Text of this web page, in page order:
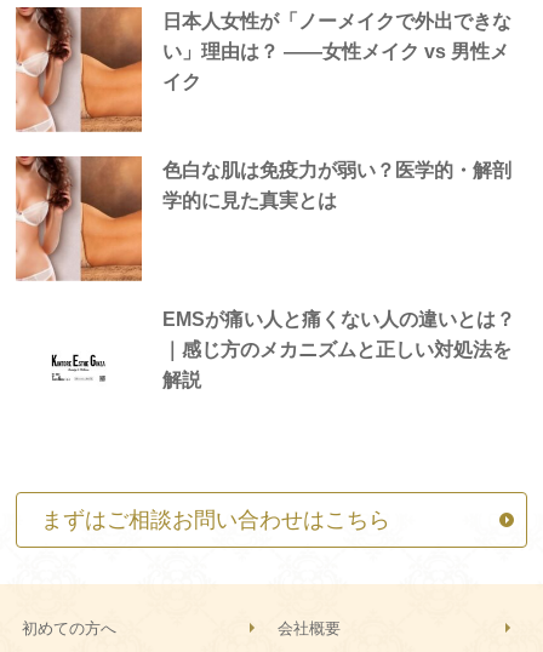
日本人女性が「ノーメイクで外出できな
い」理由は？ —―女性メイク vs 男性メ
イク
色白な肌は免疫力が弱い？医学的・解剖
学的に見た真実とは
EMSが痛い人と痛くない人の違いとは？
｜感じ方のメカニズムと正しい対処法を
解説
まずはご相談お問い合わせはこちら
初めての方へ 会社概要